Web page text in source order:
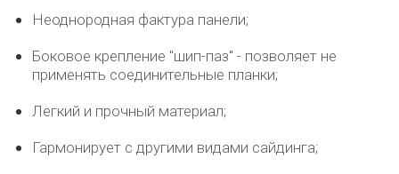
Неоднородная фактура панели;
Боковое крепление "шип-паз" - позволяет не
применять соединительные планки;
Легкий и прочный материал;
Гармонирует с другими видами сайдинга;